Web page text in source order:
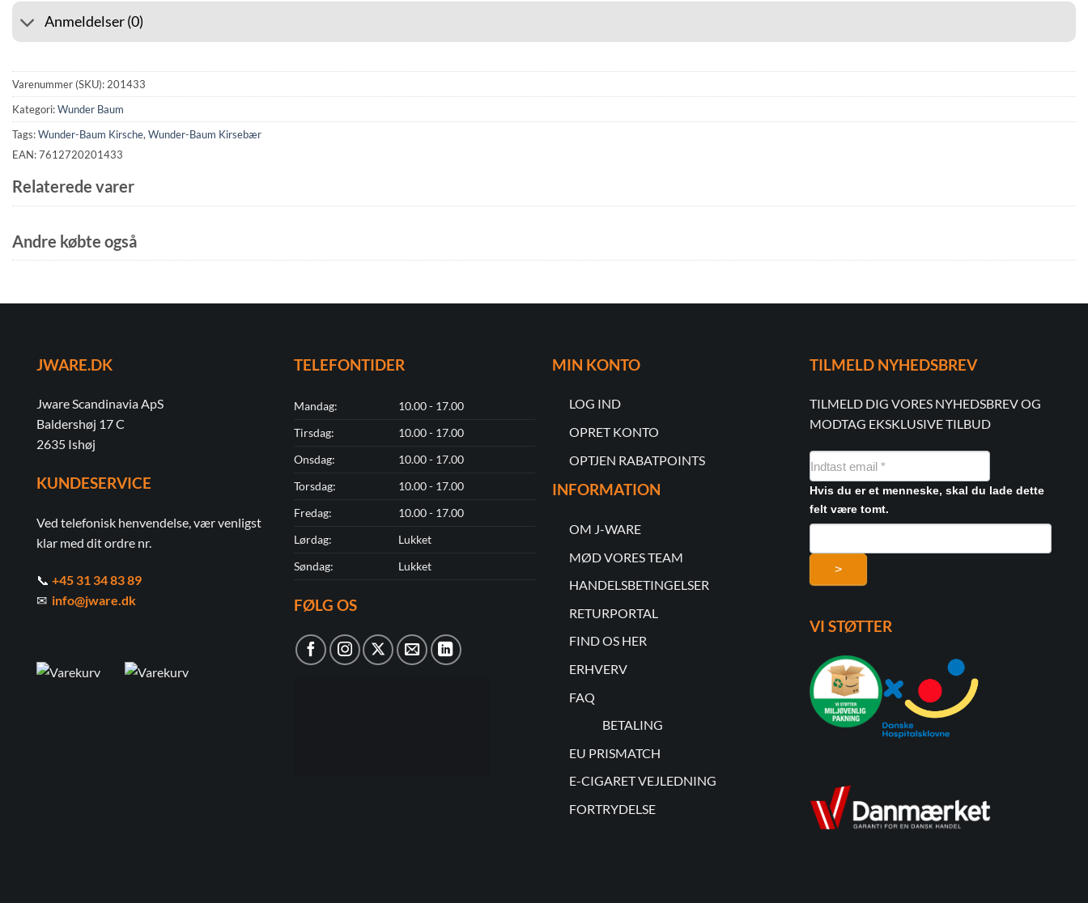
Anmeldelser (0)
Varenummer (SKU): 201433
Kategori:Wunder Baum
Tags:Wunder-Baum Kirsche, Wunder-Baum Kirsebær
EAN: 7612720201433
Relaterede varer
Andre købte også
JWARE.DK
Jware Scandinavia ApS
Baldershøj 17 C
2635 Ishøj
KUNDESERVICE
Ved telefonisk henvendelse, vær venligst
klar med dit ordre nr.
📞 +45 31 34 83 89
✉ info@jware.dk
TELEFONTIDER
Mandag:
10.00 - 17.00
Tirsdag:
10.00 - 17.00
Onsdag:
10.00 - 17.00
Torsdag:
10.00 - 17.00
Fredag:
10.00 - 17.00
Lørdag:
Lukket
Søndag:
Lukket
FØLG OS
MIN KONTO
LOG IND
OPRET KONTO
OPTJEN RABATPOINTS
INFORMATION
OM J-WARE
MØD VORES TEAM
HANDELSBETINGELSER
RETURPORTAL
FIND OS HER
ERHVERV
FAQ
BETALING
EU PRISMATCH
E-CIGARET VEJLEDNING
FORTRYDELSE
TILMELD NYHEDSBREV
TILMELD DIG VORES NYHEDSBREV OG
MODTAG EKSKLUSIVE TILBUD
NYHEDSMAIL
FORMULAR
Hvis du er et menneske, skal du lade dette
felt være tomt.
>
VI STØTTER